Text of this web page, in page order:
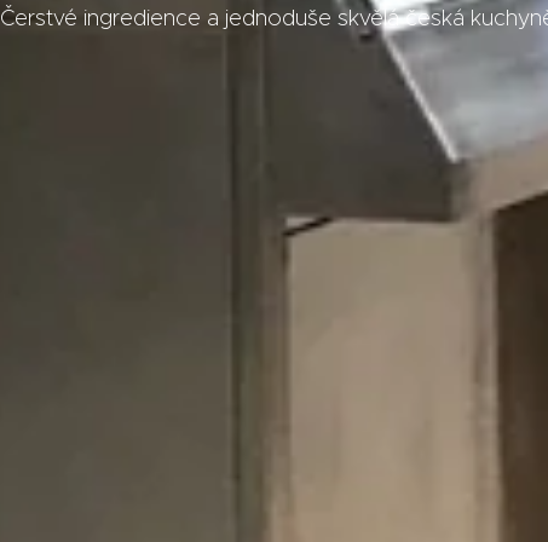
Čerstvé ingredience a jednoduše skvělá česká